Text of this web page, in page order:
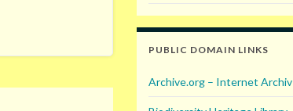
PUBLIC DOMAIN LINKS
Archive.org – Internet Archiv